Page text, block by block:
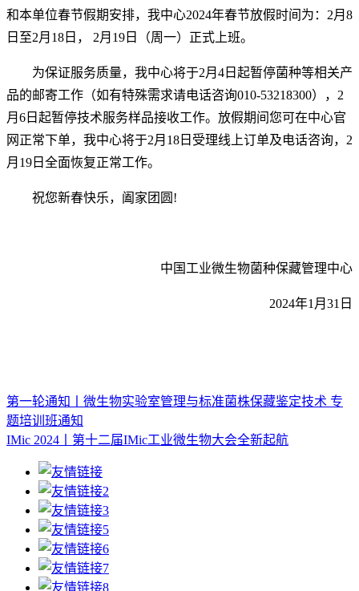
和本单位春节假期安排，我中心2024年春节放假时间为：2月8
日至2月18日， 2月19日（周一）正式上班。
为保证服务质量，我中心将于2月4日起暂停菌种等相关产
品的邮寄工作（如有特殊需求请电话咨询010-53218300），2
月6日起暂停技术服务样品接收工作。放假期间您可在中心官
网正常下单，我中心将于2月18日受理线上订单及电话咨询，2
月19日全面恢复正常工作。
祝您新春快乐，阖家团圆!
中国工业微生物菌种保藏管理中心
2024年1月31日
第一轮通知丨微生物实验室管理与标准菌株保藏鉴定技术 专
题培训班通知
IMic 2024丨第十二届IMic工业微生物大会全新起航